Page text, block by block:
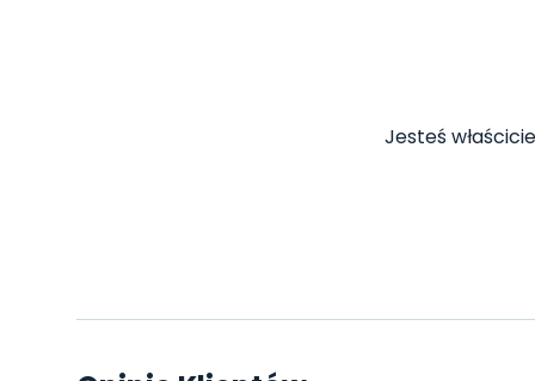
Jesteś